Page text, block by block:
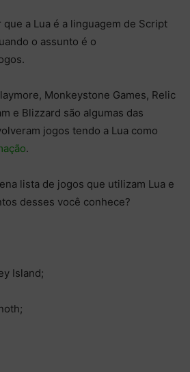
a Lua é a linguagem de Script
o assunto é o
Monkeystone Games, Relic
e Blizzard são algumas das
jogos tendo a Lua como
.
lista de jogos que utilizam Lua e
desses você conhece?
Island;